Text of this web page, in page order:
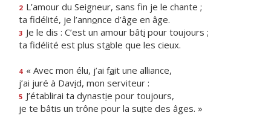
2 L’amour du Seigneur, sans fn je le chante ;
ta fidélité, je l’annonce d’âge en âge.
3 Je le dis : C’est un amour bâti pour toujours ;
ta fidélité est plus stable que les cieux.
4 « Avec mon élu, j’ai fait une alliance,
j’ai juré à David, mon serviteur :
5 J’établirai ta dynastie pour toujours,
je te bâtis un trône pour la suite des âges. »